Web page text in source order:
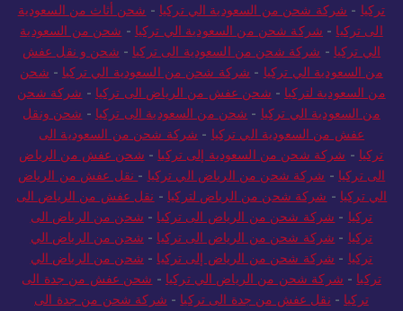
تركيا - شركة شحن من السعودية الي تركيا - شحن أثاث من السعودية
الى تركيا - شركة شحن من السعودية الي تركيا - شحن من السعودية
الي تركيا - شركة شحن من السعودية الى تركيا - شحن و نقل عفش
من السعودية الي تركيا - شركة شحن من السعودية الي تركيا - شحن
من السعودية لتركيا - شحن عفش من الرياض الى تركيا - شركة شحن
من السعودية الي تركيا - شحن من السعودية الى تركيا - شحن ونقل
عفش من السعودية الي تركيا - شركة شحن من السعودية الى
تركيا - شركة شحن من السعودية إلى تركيا - شحن عفش من الرياض
الى تركيا - شركة شحن من الرياض الي تركيا - نقل عفش من الرياض
الي تركيا - شركة شحن من الرياض لتركيا - نقل عفش من الرياض الى
تركيا - شركة شحن من الرياض الى تركيا - شحن من الرياض الى
تركيا - شركة شحن من الرياض الى تركيا - شحن من الرياض الي
تركيا - شركة شحن من الرياض إلى تركيا - شحن من الرياض الي
تركيا - شركة شحن من الرياض الي تركيا - شحن عفش من جدة الى
تركيا - نقل عفش من جدة الى تركيا - شركة شحن من جدة الى